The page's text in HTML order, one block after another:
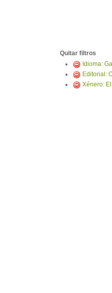
Quitar filtros
Idioma:
Editorial:
Xénero: